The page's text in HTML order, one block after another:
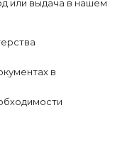
или выдача в нашем
в